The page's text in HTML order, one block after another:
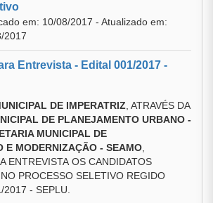
em: 10/08/2017 - Atualizado em:
2017
Entrevista - Edital 001/2017 -
DE IMPERATRIZ , ATRAVÉS DA
DE PLANEJAMENTO URBANO -
MUNICIPAL DE
E MODERNIZAÇÃO - SEAMO
ENTREVISTA OS CANDIDATOS
PROCESSO SELETIVO REGIDO
2017 - SEPLU.